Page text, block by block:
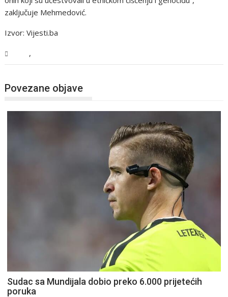
zaključuje Mehmedović.
Izvor: Vijesti.ba
,
Povezane objave
Sudac sa Mundijala dobio preko 6.000 prijetećih
poruka